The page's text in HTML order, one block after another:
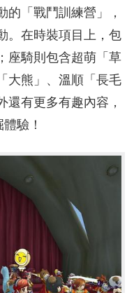
的「戰鬥訓練營」，
。在時裝項目上，包
座騎則包含超萌「草
大熊」、溫順「長毛
還有更多有趣內容，
驗！